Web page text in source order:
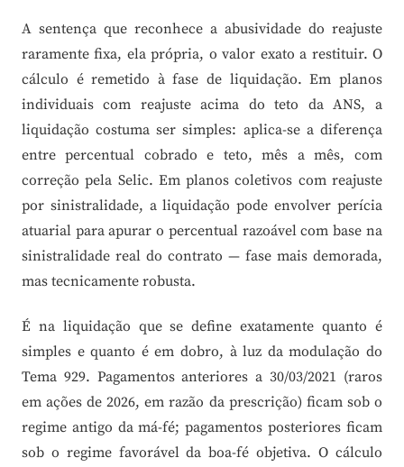
A sentença que reconhece a abusividade do reajuste
raramente fixa, ela própria, o valor exato a restituir. O
cálculo é remetido à fase de liquidação. Em planos
individuais com reajuste acima do teto da ANS, a
liquidação costuma ser simples: aplica-se a diferença
entre percentual cobrado e teto, mês a mês, com
correção pela Selic. Em planos coletivos com reajuste
por sinistralidade, a liquidação pode envolver perícia
atuarial para apurar o percentual razoável com base na
sinistralidade real do contrato — fase mais demorada,
mas tecnicamente robusta.
É na liquidação que se define exatamente quanto é
simples e quanto é em dobro, à luz da modulação do
Tema 929. Pagamentos anteriores a 30/03/2021 (raros
em ações de 2026, em razão da prescrição) ficam sob o
regime antigo da má-fé; pagamentos posteriores ficam
sob o regime favorável da boa-fé objetiva. O cálculo